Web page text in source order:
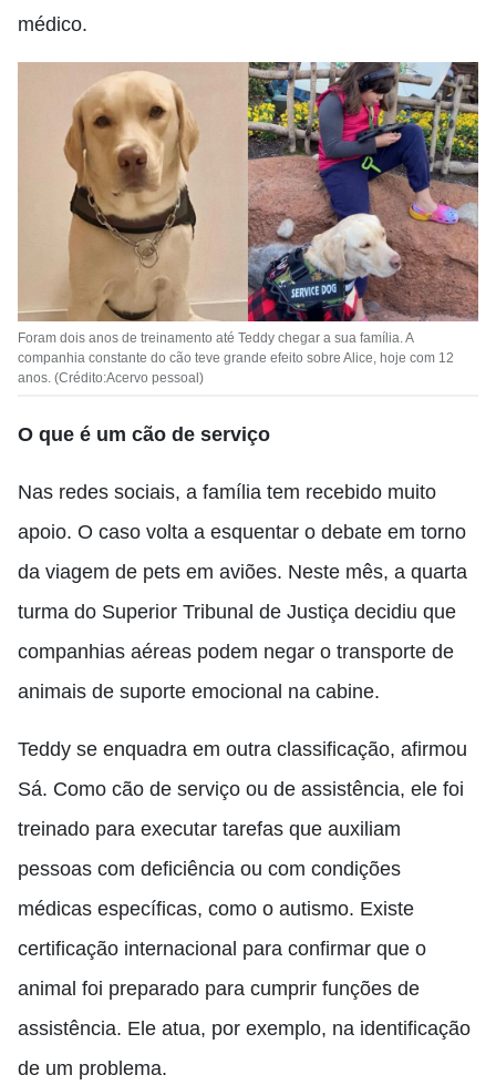
médico.
Foram dois anos de treinamento até Teddy chegar a sua família. A
companhia constante do cão teve grande efeito sobre Alice, hoje com 12
anos. (Crédito:Acervo pessoal)
O que é um cão de serviço
Nas redes sociais, a família tem recebido muito
apoio. O caso volta a esquentar o debate em torno
da viagem de pets em aviões. Neste mês, a quarta
turma do Superior Tribunal de Justiça decidiu que
companhias aéreas podem negar o transporte de
animais de suporte emocional na cabine.
Teddy se enquadra em outra classificação, afirmou
Sá. Como cão de serviço ou de assistência, ele foi
treinado para executar tarefas que auxiliam
pessoas com deficiência ou com condições
médicas específicas, como o autismo. Existe
certificação internacional para confirmar que o
animal foi preparado para cumprir funções de
assistência. Ele atua, por exemplo, na identificação
de um problema.